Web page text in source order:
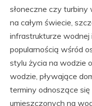
słoneczne czy turbiny
na całym świecie,
infrastrukturze wodnej
popularnością wśród
stylu życia na wodzie
wodzie, pływające
terminy odnoszące
umieszczonych na